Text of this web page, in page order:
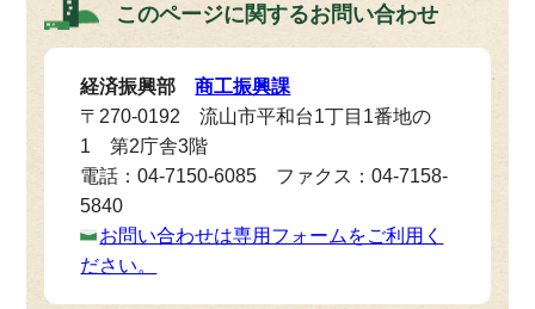
このページに関するお問い合わせ
経済振興部 商工振興課
〒270-0192 流山市平和台1丁目1番地の
1 第2庁舎3階
電話：04-7150-6085 ファクス：04-7158-
5840
お問い合わせは専用フォームをご利用く
ださい。